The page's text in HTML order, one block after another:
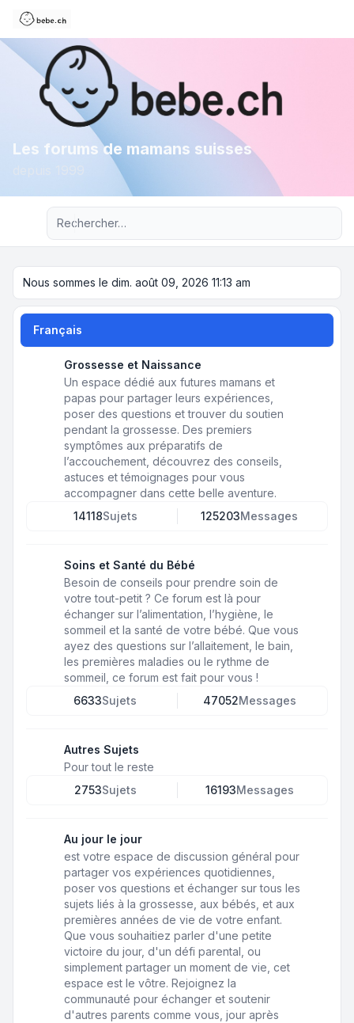
Les forums de mamans suisses
Recherche avancée
Nous sommes le dim. août 09, 2026 11:13 am
Français
Grossesse et Naissance
Un espace dédié aux futures mamans et
papas pour partager leurs expériences,
poser des questions et trouver du soutien
pendant la grossesse. Des premiers
symptômes aux préparatifs de
l’accouchement, découvrez des conseils,
astuces et témoignages pour vous
accompagner dans cette belle aventure.
14118Sujets 125203Messages
Soins et Santé du Bébé
Besoin de conseils pour prendre soin de
votre tout-petit ? Ce forum est là pour
échanger sur l’alimentation, l’hygiène, le
sommeil et la santé de votre bébé. Que vous
ayez des questions sur l’allaitement, le bain,
les premières maladies ou le rythme de
sommeil, ce forum est fait pour vous !
6633Sujets 47052Messages
Autres Sujets
Pour tout le reste
2753Sujets 16193Messages
Au jour le jour
est votre espace de discussion général pour
partager vos expériences quotidiennes,
poser vos questions et échanger sur tous les
sujets liés à la grossesse, aux bébés, et aux
premières années de vie de votre enfant.
Que vous souhaitiez parler d'une petite
victoire du jour, d'un défi parental, ou
simplement partager un moment de vie, cet
espace est le vôtre. Rejoignez la
communauté pour échanger et soutenir
d'autres parents comme vous, jour après